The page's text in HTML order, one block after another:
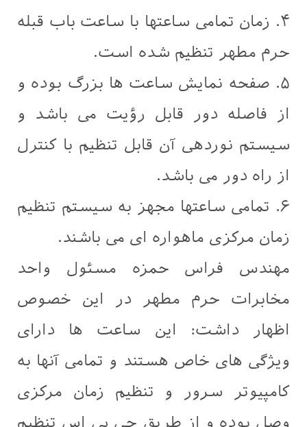
۴. زمان تمامی ساعتها با ساعت باب قبله
حرم مطهر تنظیم شده است.
۵. صفحه نمایش ساعت ها بزرگ بوده ‌و
از فاصله دور قابل رؤیت می باشد و
سیستم نوردهی آن قابل تنظیم با کنترل
از راه دور می باشد.
۶. تمامی ساعتها مجهز به سیستم تنظیم
زمان مرکزی ماهواره ای می باشند.
مهندس فراس حمزه مسئول واحد
مخابرات حرم مطهر در این خصوص
اظهار داشت: این ساعت ها دارای
ویژگی های خاص هستند و تمامی آنها به
کامپیوتر سرور و تنظیم زمان مرکزی
وصل بوده و از طریق جی پی اس تنظیم